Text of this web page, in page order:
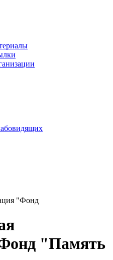
"Фонд
"Память